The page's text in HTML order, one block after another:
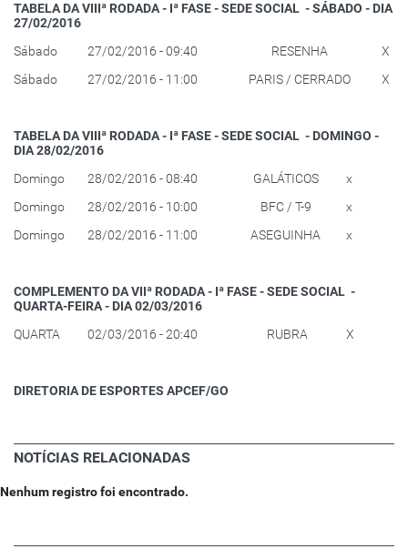
TABELA DA VIIIª RODADA - Iª FASE - SEDE SOCIAL - SÁBADO - DIA
27/02/2016
Sábado
27/02/2016 - 09:40 RESENHA
X
Sábado
27/02/2016 - 11:00 PARIS / CERRADO X
TABELA DA VIIIª RODADA - Iª FASE - SEDE SOCIAL - DOMINGO -
DIA 28/02/2016
Domingo
28/02/2016 - 08:40 GALÁTICOS
x
Domingo
28/02/2016 - 10:00 BFC / T-9
x
Domingo
28/02/2016 - 11:00 ASEGUINHA x
COMPLEMENTO DA VIIª RODADA - Iª FASE - SEDE SOCIAL -
QUARTA-FEIRA - DIA 02/03/2016
QUARTA
02/03/2016 - 20:40 RUBRA X
DIRETORIA DE ESPORTES APCEF/GO
NOTÍCIAS RELACIONADAS
Nenhum registro foi encontrado.